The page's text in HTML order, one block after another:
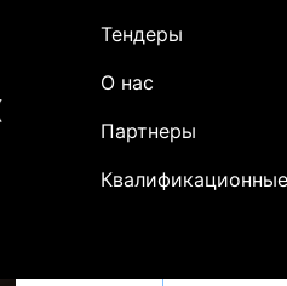
Тендеры
О нас
Партнеры